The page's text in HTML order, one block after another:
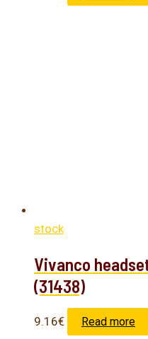
stock
Vivanco
(31438)
9.16€ Read more